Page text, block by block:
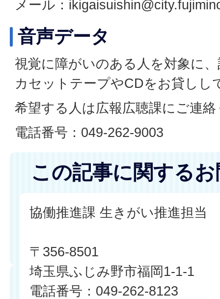
メール：
音声データ
視覚に障がいのある人を対象に
カセットテープやCDをお貸しし
希望する人は広報広聴課にご連
電話番号：049-262-9003
この記事に関する
協働推進課 生きがい推進担当
〒356-8501
埼玉県ふじみ野市福岡1-1-1
電話番号：049-262-8123